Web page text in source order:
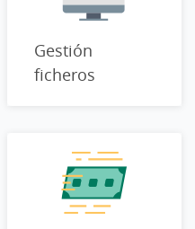
Gestión
ficheros